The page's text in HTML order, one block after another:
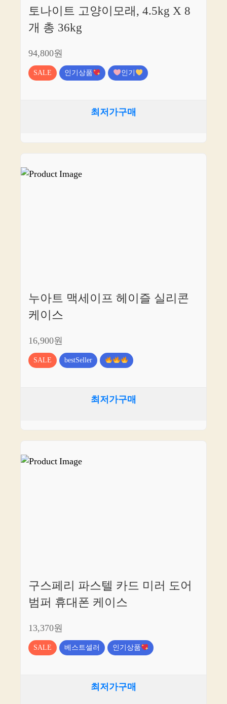
토나이트 고양이모래, 4.5kg X 8
개 총 36kg
94,800원
SALE 인기상품 인기
최저가구매
누아트 맥세이프 헤이즐 실리콘
케이스
16,900원
SALE bestSeller
최저가구매
구스페리 파스텔 카드 미러 도어
범퍼 휴대폰 케이스
13,370원
SALE 베스트셀러 인기상품
최저가구매